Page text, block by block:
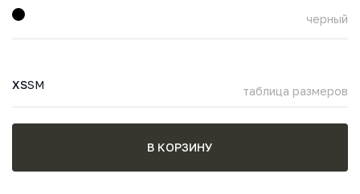
В КОРЗИНУ
черный
XSSM таблица размеров